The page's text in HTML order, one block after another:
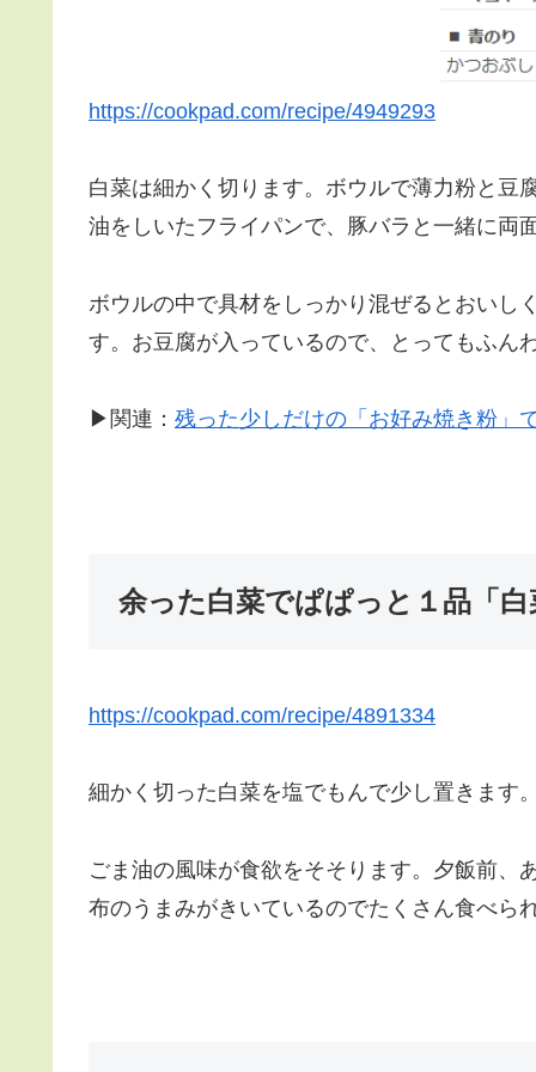
https://cookpad.com/recipe/4949293
白菜は細かく切ります。ボウルで薄力粉と豆
油をしいたフライパンで、豚バラと一緒に両
ボウルの中で具材をしっかり混ぜるとおいし
す。お豆腐が入っているので、とってもふん
▶関連： 残った少しだけの「お好み焼き粉」
余った白菜でぱぱっと１品「
https://cookpad.com/recipe/4891334
細かく切った白菜を塩でもんで少し置きます
ごま油の風味が食欲をそそります。夕飯前、
布のうまみがきいているのでたくさん食べら